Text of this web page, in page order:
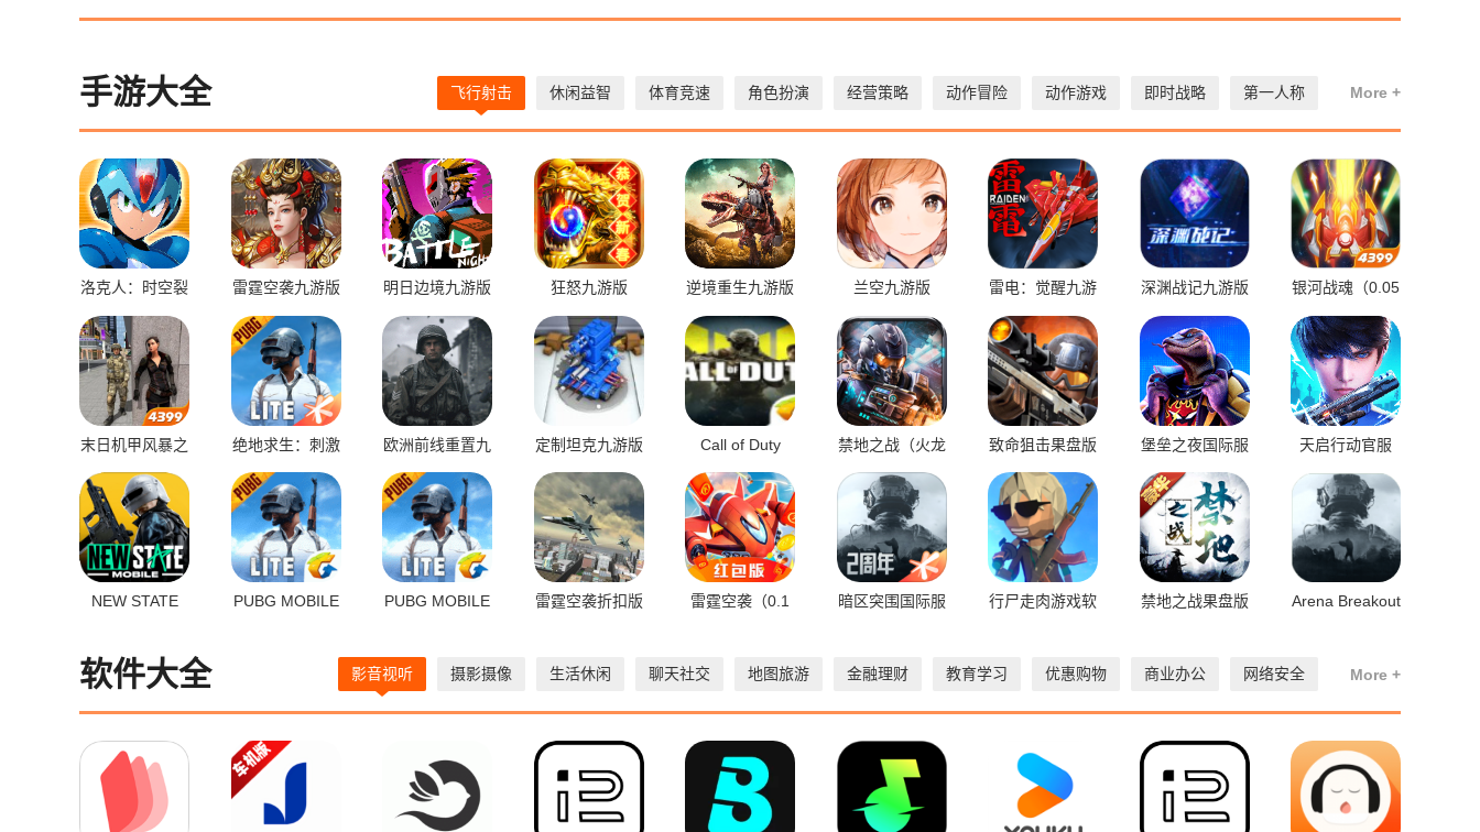
手游大全 More +
飞行射击 休闲益智 体育竞速 角色扮演 经营策略 动作冒险 动作游戏 即时战略 第一人称
洛克人：时空裂
雷霆空袭九游版 明日边境九游版 狂怒九游版 逆境重生九游版 兰空九游版
雷电：觉醒九游
深渊战记九游版
银河战魂（0.05
末日机甲风暴之
绝地求生：刺激
欧洲前线重置九
定制坦克九游版 Call of Duty
禁地之战（火龙
致命狙击果盘版 堡垒之夜国际服 天启行动官服
NEW STATE
PUBG MOBILE
PUBG MOBILE
雷霆空袭折扣版
雷霆空袭（0.1
暗区突围国际服
行尸走肉游戏软
禁地之战果盘版 Arena Breakout
软件大全 More +
影音视听 摄影摄像 生活休闲 聊天社交 地图旅游 金融理财 教育学习 优惠购物 商业办公 网络安全